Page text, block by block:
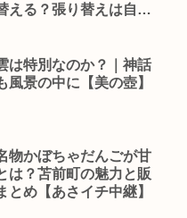
える？張り替えは自分
は特別なのか？｜神話
風景の中に【美の壺】
物かぼちゃだんごが甘
は？苫前町の魅力と販
とめ【あさイチ中継】